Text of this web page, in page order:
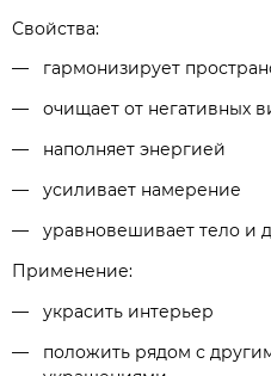
Свойства:
гармонизирует
очищает от негативных
наполняет энергией
усиливает намерение
уравновешивает тело и
Применение:
украсить интерьер
положить рядом с